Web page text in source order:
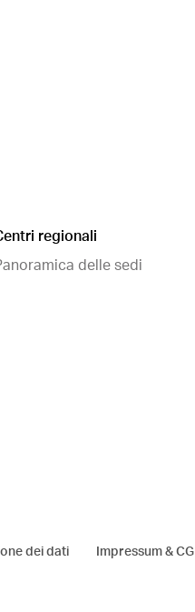
regionali
delle sedi
dei dati Impressum & CG